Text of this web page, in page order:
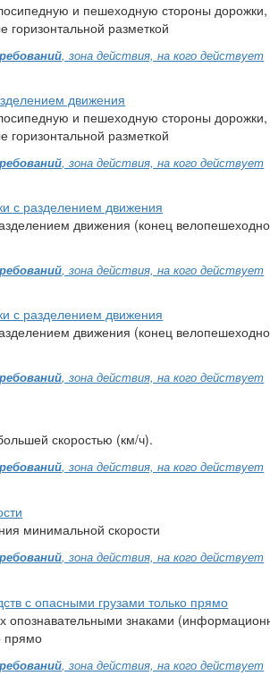
и пешеходную стороны дорожки,
горизонтальной разметкой
, зона действия, на кого действует
движения
и пешеходную стороны дорожки,
горизонтальной разметкой
, зона действия, на кого действует
с разделением движения
движения (конец
, зона действия, на кого действует
с разделением движения
движения (конец
, зона действия, на кого действует
скоростью (км/ч).
, зона действия, на кого действует
минимальной скорости
, зона действия, на кого действует
с опасными грузами только прямо
опознавательными знаками
прямо
, зона действия, на кого действует